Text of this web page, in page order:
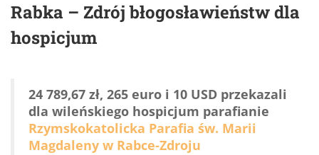
Rabka – Zdrój błogosławieństw dla
hospicjum
24 789,67 zł, 265 euro i 10 USD przekazali
dla wileńskiego hospicjum parafianie
Rzymskokatolicka Parafia św. Marii
Magdaleny w Rabce-Zdroju